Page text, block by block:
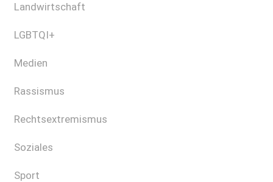
Landwirtschaft
LGBTQI+
Medien
Rassismus
Rechtsextremismus
Soziales
Sport